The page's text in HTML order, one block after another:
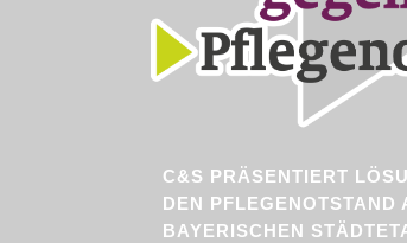
C&S PRÄSENTIERT
DEN PFLEGENOTSTAND
BAYERISCHEN